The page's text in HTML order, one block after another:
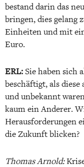
bestand darin das
bringen, dies gelang
Einheiten und mit
Euro.
ERL:Sie haben sich
beschäftigt, als
und unbekannt
kaum ein Anderer.
Herausforderungen
die Zukunft blicken?
Thomas Arnold: